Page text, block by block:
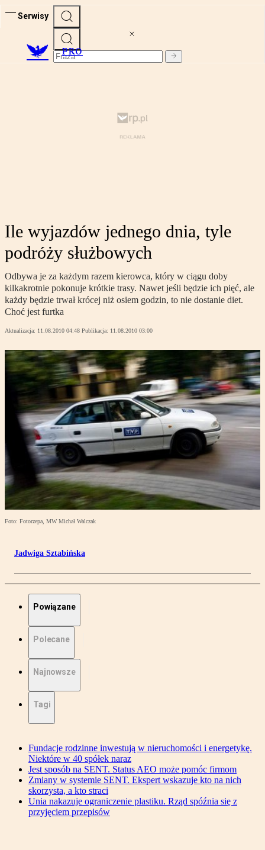
Serwisy
PRO
Ile wyjazdów jednego dnia, tyle
podróży służbowych
Odbywa je za każdym razem kierowca, który w ciągu doby
kilkakrotnie pokonuje krótkie trasy. Nawet jeśli będzie ich pięć, ale
każdy będzie trwał krócej niż osiem godzin, to nie dostanie diet.
Choć jest furtka
Aktualizacja: 11.08.2010 04:48 Publikacja: 11.08.2010 03:00
Foto: Fotorzepa, MW Michał Walczak
Jadwiga Sztabińska
Powiązane
Polecane
Najnowsze
Tagi
Fundacje rodzinne inwestują w nieruchomości i energetykę.
Niektóre w 40 spółek naraz
Jest sposób na SENT. Status AEO może pomóc firmom
Zmiany w systemie SENT. Ekspert wskazuje kto na nich
skorzysta, a kto straci
Unia nakazuje ograniczenie plastiku. Rząd spóźnia się z
przyjęciem przepisów